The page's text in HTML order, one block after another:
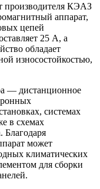
КЭАЗ
аппарат,
цепей
25 А, а
обладает
износостойкостью,
— дистанционное
системах
в схемах
Благодаря
может
климатических
для сборки